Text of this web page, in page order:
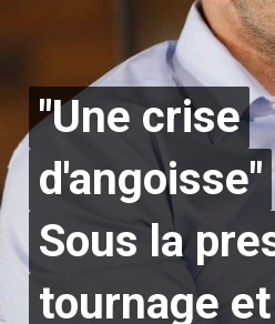
"Une crise
d'angoisse"
Sous la
tournage
"Une crise
d'angoisse"
Sous la
tournage